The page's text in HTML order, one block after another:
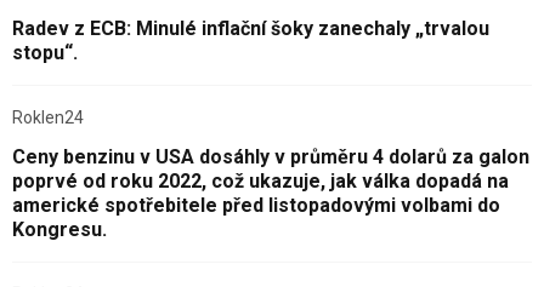
Radev z ECB: Minulé inflační šoky zanechaly „trvalou
stopu“.
Roklen24
Ceny benzinu v USA dosáhly v průměru 4 dolarů za galon
poprvé od roku 2022, což ukazuje, jak válka dopadá na
americké spotřebitele před listopadovými volbami do
Kongresu.